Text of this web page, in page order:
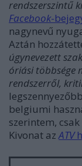
rendszerszintű
Facebook-
nagynevű
Aztán
úgynevezett
óriási többsége
rendszerről,
belgiumi
szerintem,
Kivonat azATV